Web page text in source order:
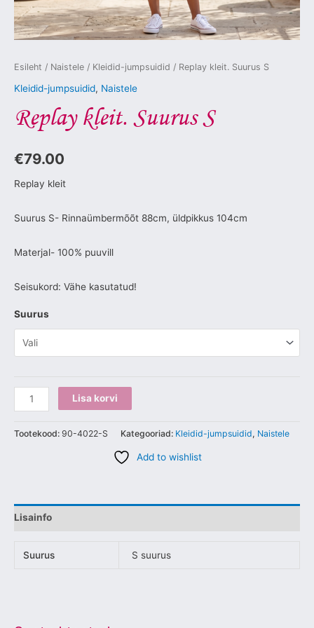
Esileht / Naistele / Kleidid-jumpsuidid / Replay kleit. Suurus S
Kleidid-jumpsuidid, Naistele
Replay kleit. Suurus S
€79.00
Replay kleit
Suurus S- Rinnaümbermõõt 88cm, üldpikkus 104cm
Materjal- 100% puuvill
Seisukord: Vähe kasutatud!
Suurus
Lisa korvi
Tootekood: 90-4022-S Kategooriad: Kleidid-jumpsuidid, Naistele
Add to wishlist
Lisainfo
Suurus S suurus